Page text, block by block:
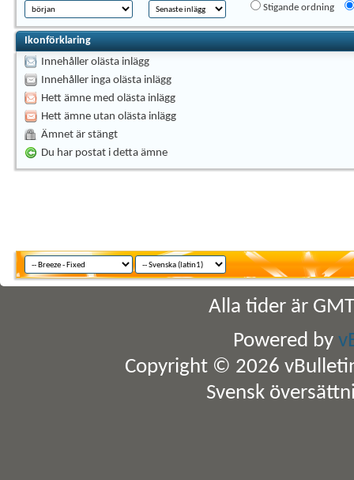
Stigande ordning
Ikonförklaring
Innehåller olästa inlägg
Innehåller inga olästa inlägg
Hett ämne med olästa inlägg
Hett ämne utan olästa inlägg
Ämnet är stängt
Du har postat i detta ämne
Alla tider är
Powered by
Copyright © 2026
Svensk